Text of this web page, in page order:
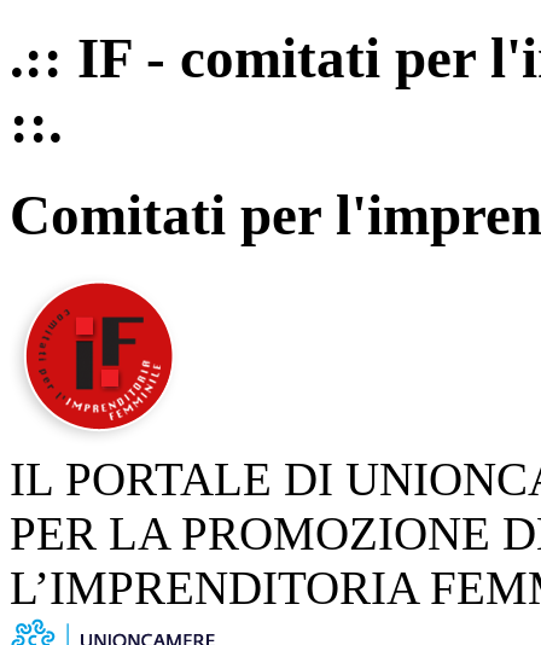
.:: IF - comitati per
::.
Comitati per
IL PORTALE DI
PER LA PROMOZIONE
L’IMPRENDITORIA